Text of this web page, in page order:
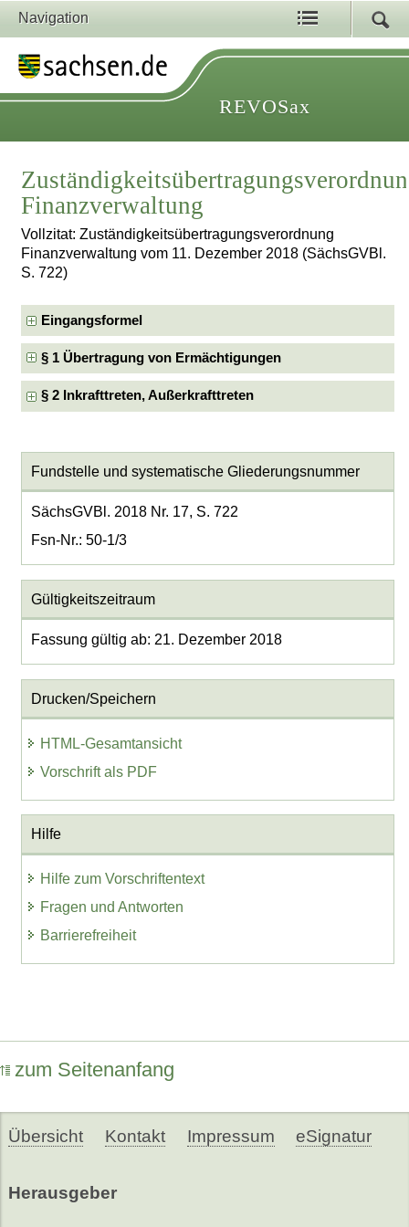
Navigation
REVOSax
Finanzverwaltung
Vollzitat: Zuständigkeitsübertragungsverordnung
Finanzverwaltung vom 11. Dezember 2018 (SächsGVBl.
S. 722)
Eingangsformel
§ 1 Übertragung von Ermächtigungen
§ 2 Inkrafttreten, Außerkrafttreten
Fundstelle und systematische Gliederungsnummer
SächsGVBl. 2018 Nr. 17, S. 722
Fsn-Nr.: 50-1/3
Gültigkeitszeitraum
Fassung gültig ab: 21. Dezember 2018
Drucken/Speichern
HTML-Gesamtansicht
Vorschrift als PDF
Hilfe
Hilfe zum Vorschriftentext
Fragen und Antworten
Barrierefreiheit
zum Seitenanfang
Übersicht Kontakt Impressum eSignatur
Herausgeber